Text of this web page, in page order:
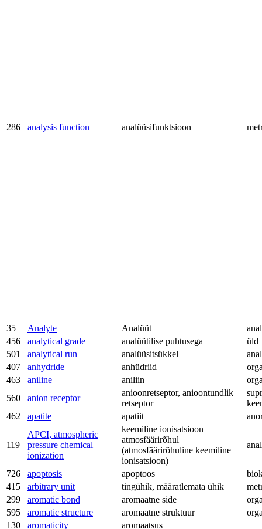
286 analysis function analüüsifunktsioon
35 Analyte Analüüt
456
analytical grade analüütilise puhtusega
üld
501
analytical run analüüsitsükkel
407
anhydride anhüdriid
463
aniline aniliin
560
anion receptor
anioonretseptor, anioontundlik
retseptor
462
apatite apatiit
119
APCI, atmospheric
pressure chemical
ionization
keemiline ionisatsioon
atmosfäärirõhul
(atmosfäärirõhuline keemiline
ionisatsioon)
726 apoptosis apoptoos
415
arbitrary unit tingühik, määratlemata ühik
299
aromatic bond aromaatne side
595
aromatic structure aromaatne struktuur
130
aromaticity aromaatsus